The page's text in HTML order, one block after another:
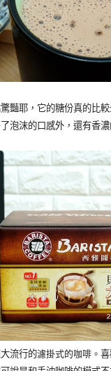
豔耶，它的糖份真的比
泡沫的口感外，還有香
流行的濾掛式的咖啡。